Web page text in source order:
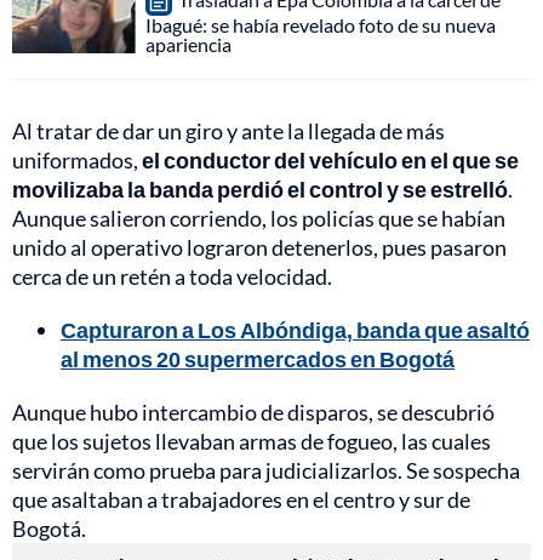
Ibagué: se había revelado foto de su nueva
apariencia
Al tratar de dar un giro y ante la llegada de más
uniformados,el conductor del vehículo en el que se
movilizaba la banda perdió el control y se estrelló.
Aunque salieron corriendo, los policías que se habían
unido al operativo lograron detenerlos, pues pasaron
cerca de un retén a toda velocidad.
Capturaron a Los Albóndiga, banda que asaltó
al menos 20 supermercados en Bogotá
Aunque hubo intercambio de disparos, se descubrió
que los sujetos llevaban armas de fogueo, las cuales
servirán como prueba para judicializarlos. Se sospecha
que asaltaban a trabajadores en el centro y sur de
Bogotá.